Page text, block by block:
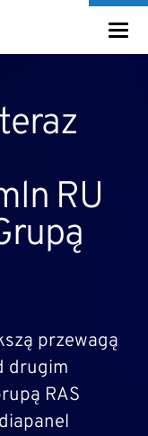
RU
przewagą
drugim
RAS